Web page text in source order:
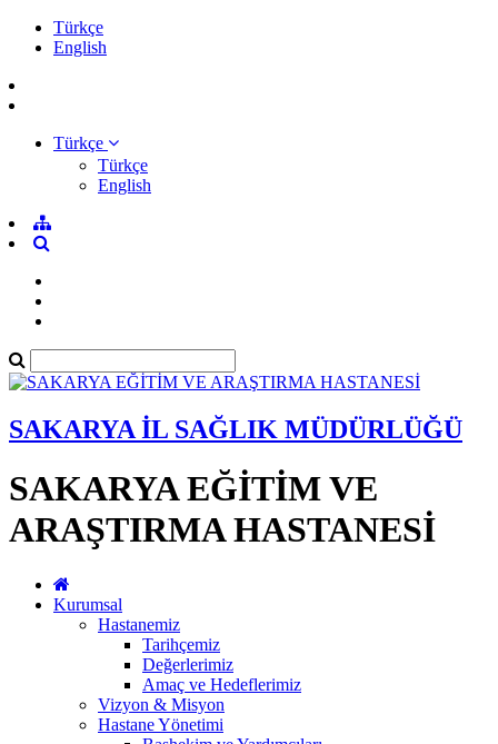
Türkçe
English
Türkçe
Türkçe
English
SAKARYA İL SAĞLIK MÜDÜRLÜĞÜ
SAKARYA EĞİTİM VE
ARAŞTIRMA HASTANESİ
Kurumsal
Hastanemiz
Tarihçemiz
Değerlerimiz
Amaç ve Hedeflerimiz
Vizyon & Misyon
Hastane Yönetimi